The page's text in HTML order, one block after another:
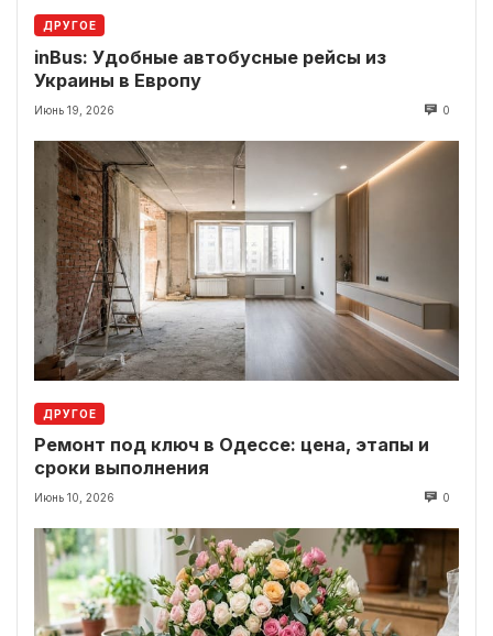
ДРУГОЕ
inBus: Удобные автобусные рейсы из
Украины в Европу
Июнь 19, 2026 0
ДРУГОЕ
Ремонт под ключ в Одессе: цена, этапы и
сроки выполнения
Июнь 10, 2026 0